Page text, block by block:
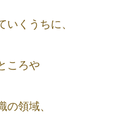
くうちに、
ころや
領域、